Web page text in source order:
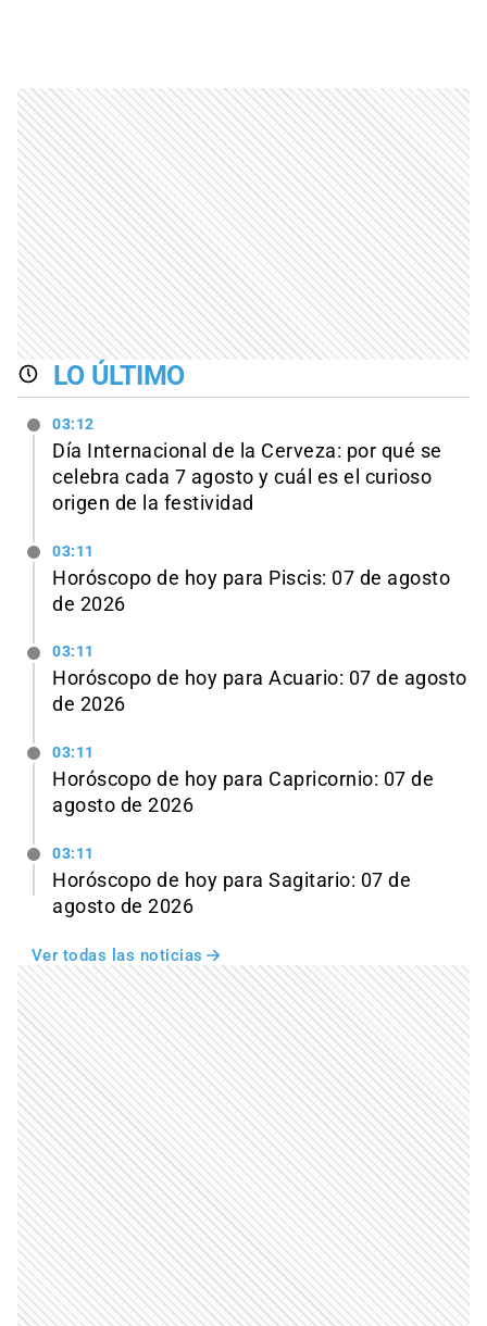
LO ÚLTIMO
03:12
Día Internacional de la Cerveza: por qué se
celebra cada 7 agosto y cuál es el curioso
origen de la festividad
03:11
Horóscopo de hoy para Piscis: 07 de agosto
de 2026
03:11
Horóscopo de hoy para Acuario: 07 de agosto
de 2026
03:11
Horóscopo de hoy para Capricornio: 07 de
agosto de 2026
03:11
Horóscopo de hoy para Sagitario: 07 de
agosto de 2026
Ver todas las noticias